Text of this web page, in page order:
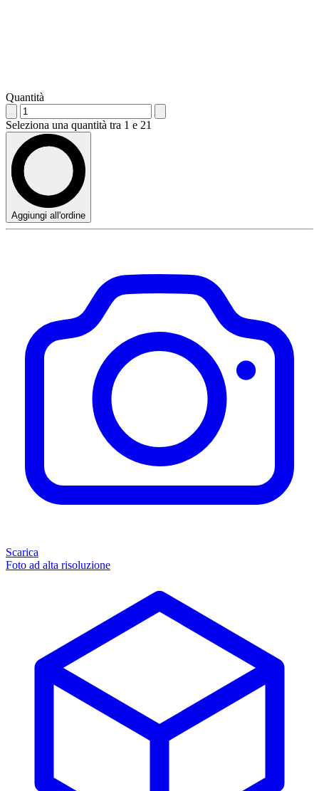
Quantità
Seleziona una quantità tra 1 e 21
Aggiungi all'ordine
Scarica
Foto ad alta risoluzione